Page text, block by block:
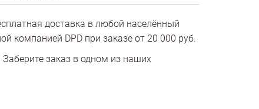
доставка в любой населённый
компанией DPD при заказе от 20 000 руб.
Заберите заказ в одном из наших